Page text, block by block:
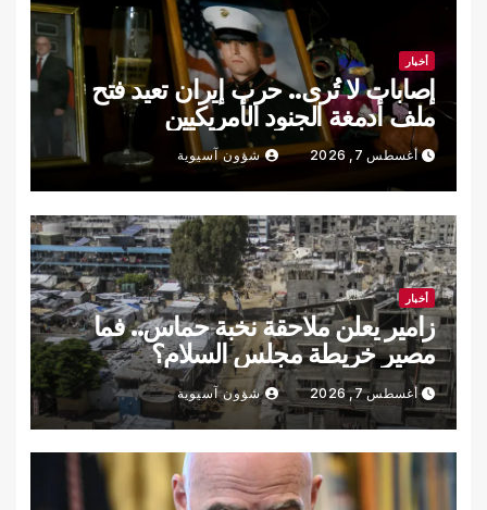
أخبار
إصابات لا تُرى.. حرب إيران تعيد فتح
ملف أدمغة الجنود الأمريكيين
أغسطس 7, 2026 شؤون آسيوية
أخبار
زامير يعلن ملاحقة نخبة حماس.. فما
مصير خريطة مجلس السلام؟
أغسطس 7, 2026 شؤون آسيوية